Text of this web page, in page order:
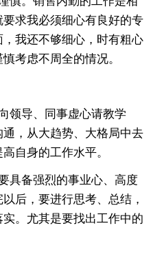
求我必须细心有良好的专
我还不够细心，时有粗心
考虑不周全的情况。
导、同事虚心请教学
，从大趋势、大格局中去
自身的工作水平。
备强烈的事业心、高度
后，要进行思考、总结，
。尤其是要找出工作中的